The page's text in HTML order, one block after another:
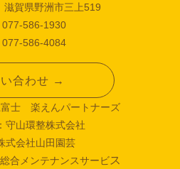
賀県野洲市三上519
077-586-1930
077-586-4084
合わせ →
富士 楽えんパートナーズ
守山環整株式会社
式会社山田園芸
合メンテナンスサービス